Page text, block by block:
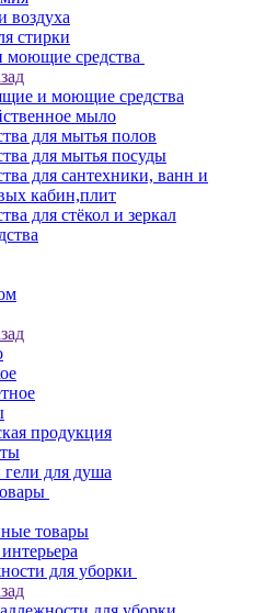
воздуха
стирки
моющие средства
и моющие средства
мыло
для мытья полов
для мытья посуды
для сантехники, ванн и
кабин,плит
для стёкол и зеркал
продукция
для душа
товары
для уборки